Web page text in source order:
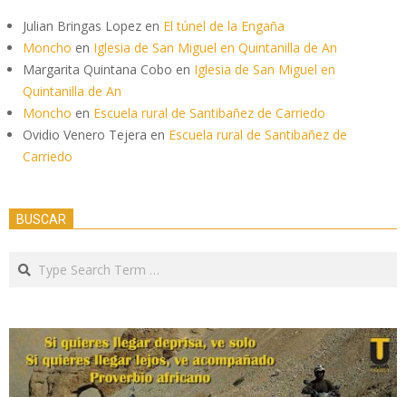
Julian Bringas Lopez en El túnel de la Engaña
Moncho en Iglesia de San Miguel en Quintanilla de An
Margarita Quintana Cobo en Iglesia de San Miguel en
Quintanilla de An
Moncho en Escuela rural de Santibañez de Carriedo
Ovidio Venero Tejera en Escuela rural de Santibañez de
Carriedo
BUSCAR
Search